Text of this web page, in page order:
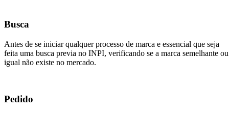
Busca
Antes de se iniciar qualquer processo de marca e essencial que seja
feita uma busca previa no INPI, verificando se a marca semelhante ou
igual não existe no mercado.
Pedido